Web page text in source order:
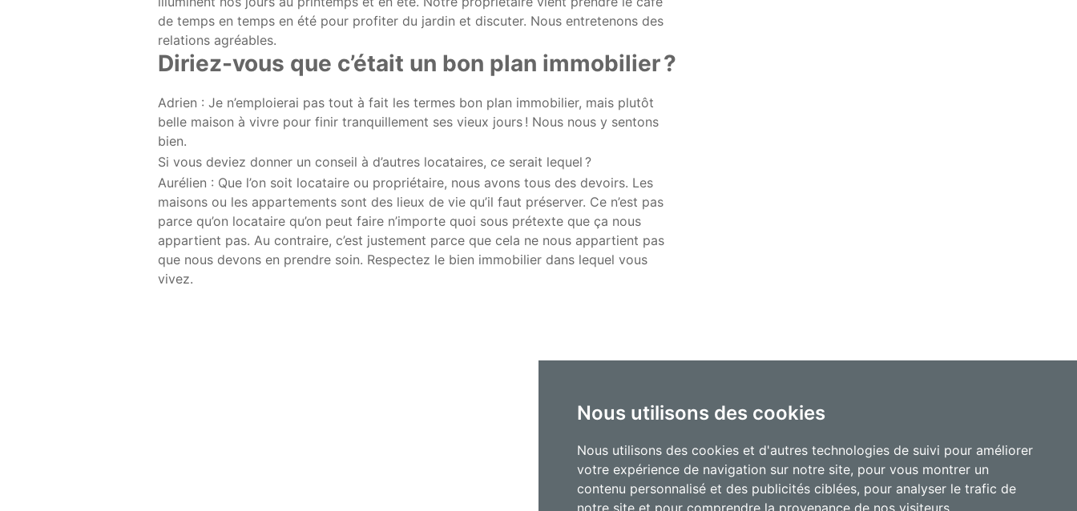
Nous utilisons des cookies
Nous utilisons des cookies et d'autres technologies de suivi pour améliorer
votre expérience de navigation sur notre site, pour vous montrer un
contenu personnalisé et des publicités ciblées, pour analyser le trafic de
notre site et pour comprendre la provenance de nos visiteurs.
de temps en temps en été pour profiter du jardin et discuter. Nous entretenons des
relations agréables.
Diriez-vous que c’était un bon plan immobilier ?
Adrien : Je n’emploierai pas tout à fait les termes bon plan immobilier, mais plutôt
belle maison à vivre pour finir tranquillement ses vieux jours ! Nous nous y sentons
bien.
Si vous deviez donner un conseil à d’autres locataires, ce serait lequel ?
Aurélien : Que l’on soit locataire ou propriétaire, nous avons tous des devoirs. Les
maisons ou les appartements sont des lieux de vie qu’il faut préserver. Ce n’est pas
parce qu’on locataire qu’on peut faire n’importe quoi sous prétexte que ça nous
appartient pas. Au contraire, c’est justement parce que cela ne nous appartient pas
que nous devons en prendre soin. Respectez le bien immobilier dans lequel vous
vivez.